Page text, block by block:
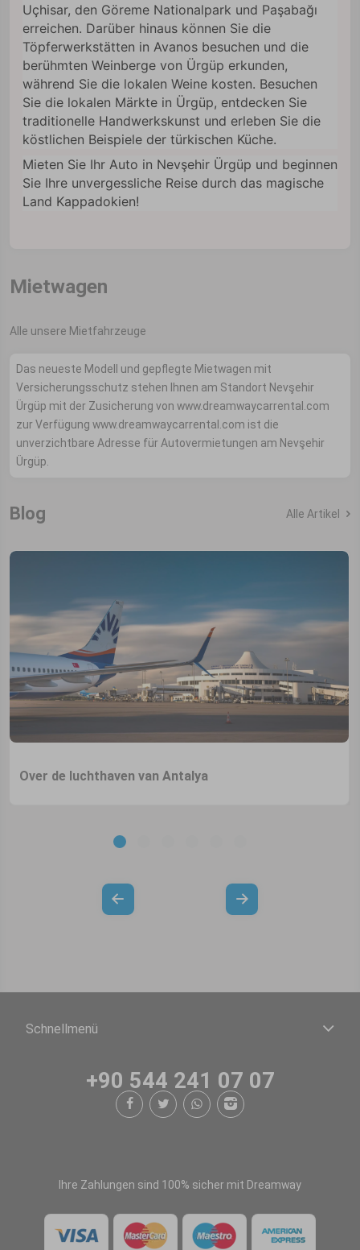
Uçhisar, den Göreme Nationalpark und Paşabağı
erreichen. Darüber hinaus können Sie die
Töpferwerkstätten in Avanos besuchen und die
berühmten Weinberge von Ürgüp erkunden,
während Sie die lokalen Weine kosten. Besuchen
Sie die lokalen Märkte in Ürgüp, entdecken Sie
traditionelle Handwerkskunst und erleben Sie die
köstlichen Beispiele der türkischen Küche.
Mieten Sie Ihr Auto in Nevşehir Ürgüp und beginnen
Sie Ihre unvergessliche Reise durch das magische
Land Kappadokien!
Mietwagen
Alle unsere Mietfahrzeuge
Das neueste Modell und gepflegte Mietwagen mit
Versicherungsschutz stehen Ihnen am Standort Nevşehir
Ürgüp mit der Zusicherung von www.dreamwaycarrental.com
zur Verfügung www.dreamwaycarrental.com ist die
unverzichtbare Adresse für Autovermietungen am Nevşehir
Ürgüp.
Blog Alle Artikel
Over de luchthaven van Antalya
Schnellmenü
+90 544 241 07 07
Ihre Zahlungen sind 100% sicher mit Dreamway